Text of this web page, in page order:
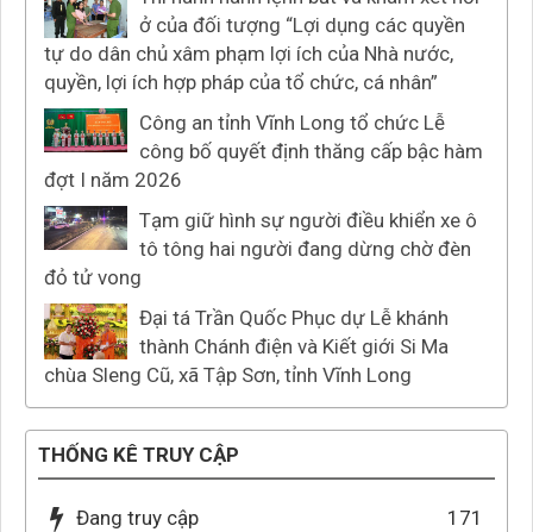
ở của đối tượng “Lợi dụng các quyền
tự do dân chủ xâm phạm lợi ích của Nhà nước,
quyền, lợi ích hợp pháp của tổ chức, cá nhân”
Công an tỉnh Vĩnh Long tổ chức Lễ
công bố quyết định thăng cấp bậc hàm
đợt I năm 2026
Tạm giữ hình sự người điều khiển xe ô
tô tông hai người đang dừng chờ đèn
đỏ tử vong
Đại tá Trần Quốc Phục dự Lễ khánh
thành Chánh điện và Kiết giới Si Ma
chùa Sleng Cũ, xã Tập Sơn, tỉnh Vĩnh Long
THỐNG KÊ TRUY CẬP
Đang truy cập
171